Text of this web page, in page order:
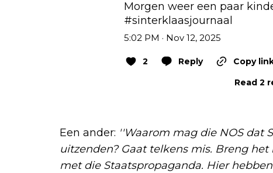
#sinterklaasjournaal
5:02 PM · Nov 12, 2025
2 Reply
Copy
Read 2
Een ander: ''Waarom mag die NOS dat
uitzenden? Gaat telkens mis. Breng
met die Staatspropaganda. Hier